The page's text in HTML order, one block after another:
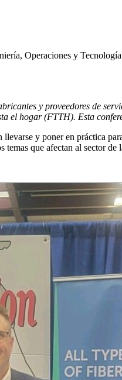
Operaciones y
y proveedores de
el hogar (FTTH). Esta
y poner en práctica
que afectan al sector de